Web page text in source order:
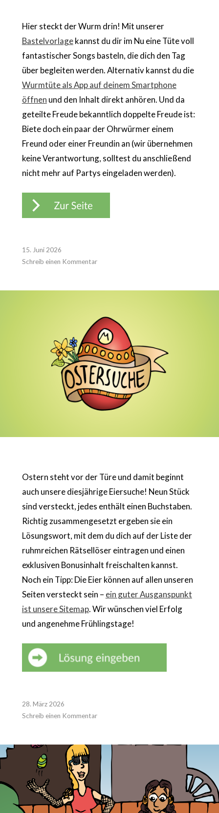
Hier steckt der Wurm drin! Mit unserer
Bastelvorlagekannst du dir im Nu eine Tüte voll
fantastischer Songs basteln, die dich den Tag
über begleiten werden. Alternativ kannst du die
Wurmtüte als App auf deinem Smartphone
öffnen und den Inhalt direkt anhören. Und da
geteilte Freude bekanntlich doppelte Freude ist:
Biete doch ein paar der Ohrwürmer einem
Freund oder einer Freundin an (wir übernehmen
keine Verantwortung, solltest du anschließend
nicht mehr auf Partys eingeladen werden).
15. Juni 2026
Schreib einen Kommentar
Ostern steht vor der Türe und damit beginnt
auch unsere diesjährige Eiersuche! Neun Stück
sind versteckt, jedes enthält einen Buchstaben.
Richtig zusammengesetzt ergeben sie ein
Lösungswort, mit dem du dich auf der Liste der
ruhmreichen Rätsellöser eintragen und einen
exklusiven Bonusinhalt freischalten kannst.
Noch ein Tipp: Die Eier können auf allen unseren
Seiten versteckt sein – ein guter Ausganspunkt
ist unsere Sitemap. Wir wünschen viel Erfolg
und angenehme Frühlingstage!
28. März 2026
Schreib einen Kommentar